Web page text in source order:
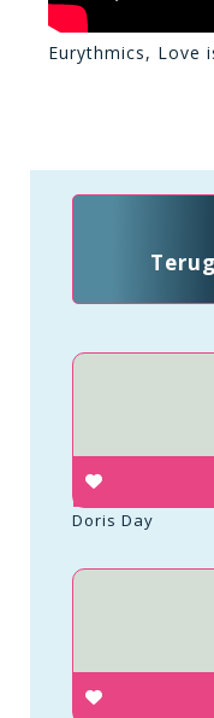
Eurythmics, Love
Doris Day